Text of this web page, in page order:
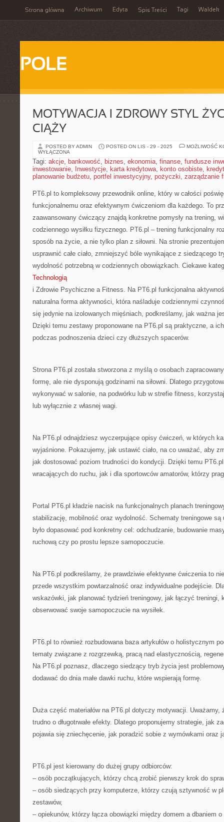
Strona główna Archiwum Edyta Spis Treści Tagi Waldek
POLE
MOTYWACJA I ZDROWY STYL
CIĄŻY
POSTED BY ADMIN POSTED ON LIS - 29 - 2025
MOŻLIWOŚĆ
WYŁĄCZONA
Tagi: akcje, bankowość, biznes, ekonomia, finanse, fundusze
inwestowanie, Inwestycje, karta kredytowa, konto osobiste,
planowanie budżetu, portfel inwestycyjny, pożyczki, zarządzanie
PT6.pl to kompleksowy przewodnik online, który w całości
funkcjonalnemu oraz efektywnym ćwiczeniom dla każdego. To
zaawansowany ćwiczący znajdą konkretne pomysły na trening,
codziennego wysiłku fizycznego. PT6.pl – trening funkcjonalny
sposób na życie, a nie tylko plan z siłowni. Na stronie
usprawnić całe ciało, zmniejszyć bóle wynikające z siedzącego
wydolność potrzebną w codziennych obowiązkach. Ciekawe
Technologią
i Zdrowie Psychiczne a Fitness. Na PT6.pl funkcjonalna
naturalna forma aktywności, która naśladuje codziennymi
się jedynie na izolowanych mięśniach, podkreślamy, jak ważna
Dzięki temu zestawy proponowane na PT6.pl są praktyczne, a
podczas podnoszenia dzieci czy dłuższych spacerów.
Strona PT6.pl została stworzona z myślą o osobach
formę, ale nie dysponują godzinami na siłowni. Dlatego
wykonywać w salonie, na podwórku lub w strefie fitness,
lub wyłącznie z własnej wagi.
Na PT6.pl odnajdziesz wyczerpujące opisy ćwiczeń, w których
wyjaśnione. Pokazujemy, jak ustawić ciało, na co uważać, aby
jak dostosować poziom trudności do kondycji. Dzięki temu
wracających do ruchu, jak i dla sportowców amatorów, którzy
Portal PT6.pl kładzie nacisk na funkcjonalnych planach
stabilizację, mobilność oraz wydolność. Schematy treningowe są
było dopasować pod konkretny cel: odchudzanie, budowanie
ruchową czy po prostu lepsze samopoczucie.
Na PT6.pl podkreślamy, że prawdziwie efektywne ćwiczenia to
przede wszystkim powtarzalność oraz indywidualne podejście.
wskazówki, jak planować tydzień treningowy, jak łączyć treningi,
obserwować swoje samopoczucie na wysiłek.
PT6.pl to również rozbudowana baza artykułów o holistycznym
tematy związane z rozgrzewką, pracą nad elastycznością,
Na PT6.pl poznasz, dlaczego siedzący tryb życia jest
dodawać do dnia małe dawki ruchu, które wspierają formę.
Duża część materiałów na PT6.pl dotyczy motywacji. Uważamy,
trudno o długotrwałe efekty. Dlatego proponujemy strategie, jak
pojawia się zniechęcenie, jak poradzić sobie z wymówkami oraz
PT6.pl jest kierowany do dużej grupy odbiorców:
– osób początkujących, którzy chcą zrobić pierwszy krok do
– osób siedzących przy komputerze, którzy czują sztywność w
zestawów,
– opiekunów, którzy łącza obowiązki między domem a dbaniem o